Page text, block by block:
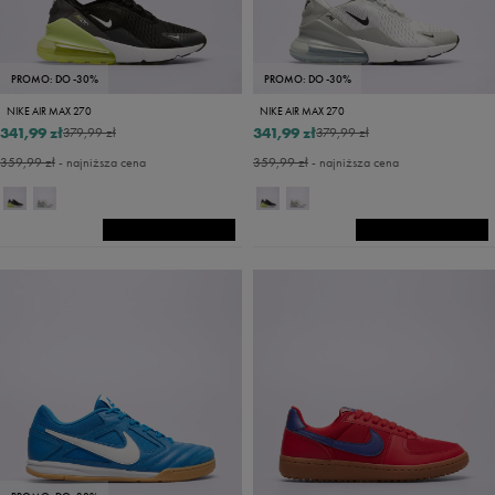
PROMO: DO -30%
NIKE AIR MAX 270
379,99 zł
341,99 zł
359,99 zł- najniższa cena
PROMO: DO -30%
NIKE AIR MAX 270
379,99 zł
341,99 zł
359,99 zł- najniższa cena